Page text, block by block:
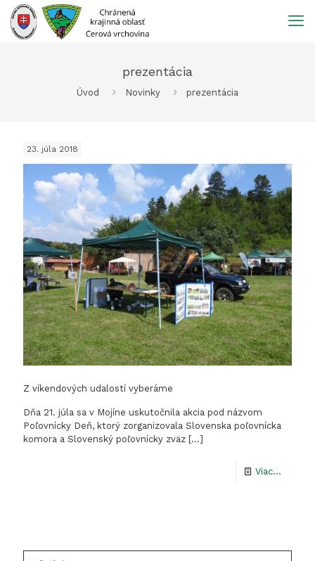
Prejsť
obsah
prezentácia
Úvod Novinky prezentácia
23. júla 2018
Z víkendových udalostí vyberáme
Dňa 21. júla sa v Mojíne uskutočnila akcia pod názvom
Poľovnícky Deň, ktorý zorganizovala Slovenska poľovnícka
komora a Slovenský poľovnícky zväz […]
Viac...